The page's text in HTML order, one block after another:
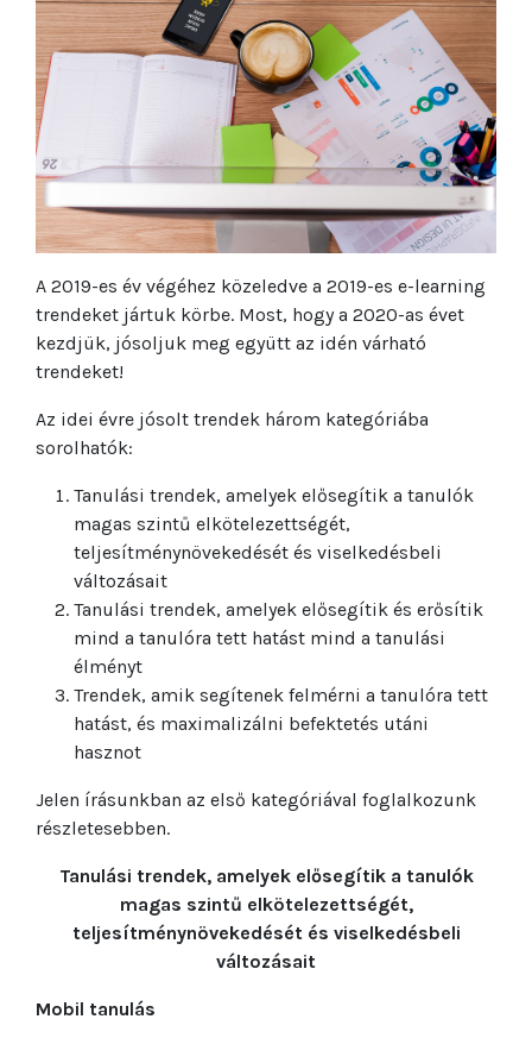
A 2019-es év végéhez közeledve a 2019-es e-learning
trendeket jártuk körbe. Most, hogy a 2020-as évet
kezdjük, jósoljuk meg együtt az idén várható
trendeket!
Az idei évre jósolt trendek három kategóriába
sorolhatók:
Tanulási trendek, amelyek elősegítik a tanulók
magas szintű elkötelezettségét,
teljesítménynövekedését és viselkedésbeli
változásait
Tanulási trendek, amelyek elősegítik és erősítik
mind a tanulóra tett hatást mind a tanulási
élményt
Trendek, amik segítenek felmérni a tanulóra tett
hatást, és maximalizálni befektetés utáni
hasznot
Jelen írásunkban az első kategóriával foglalkozunk
részletesebben.
Tanulási trendek, amelyek elősegítik a tanulók
magas szintű elkötelezettségét,
teljesítménynövekedését és viselkedésbeli
változásait
Mobil tanulás